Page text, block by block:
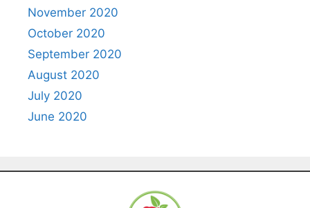
November 2020
October 2020
September 2020
August 2020
July 2020
June 2020